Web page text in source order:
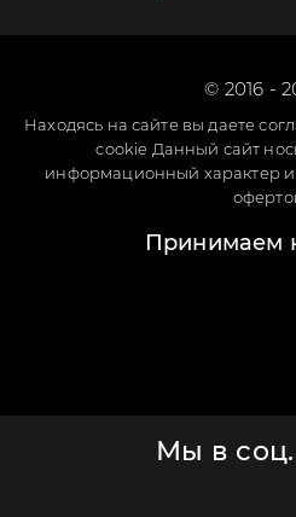
© 2016 -
Находясь на сайте вы даете
cookie Данный сайт
информационный характер
Принимаем
Мы в соц.